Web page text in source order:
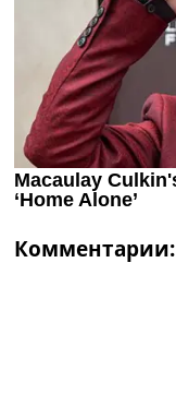
Комментарии: